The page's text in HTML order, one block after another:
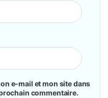
e-mail et mon site dans
commentaire.